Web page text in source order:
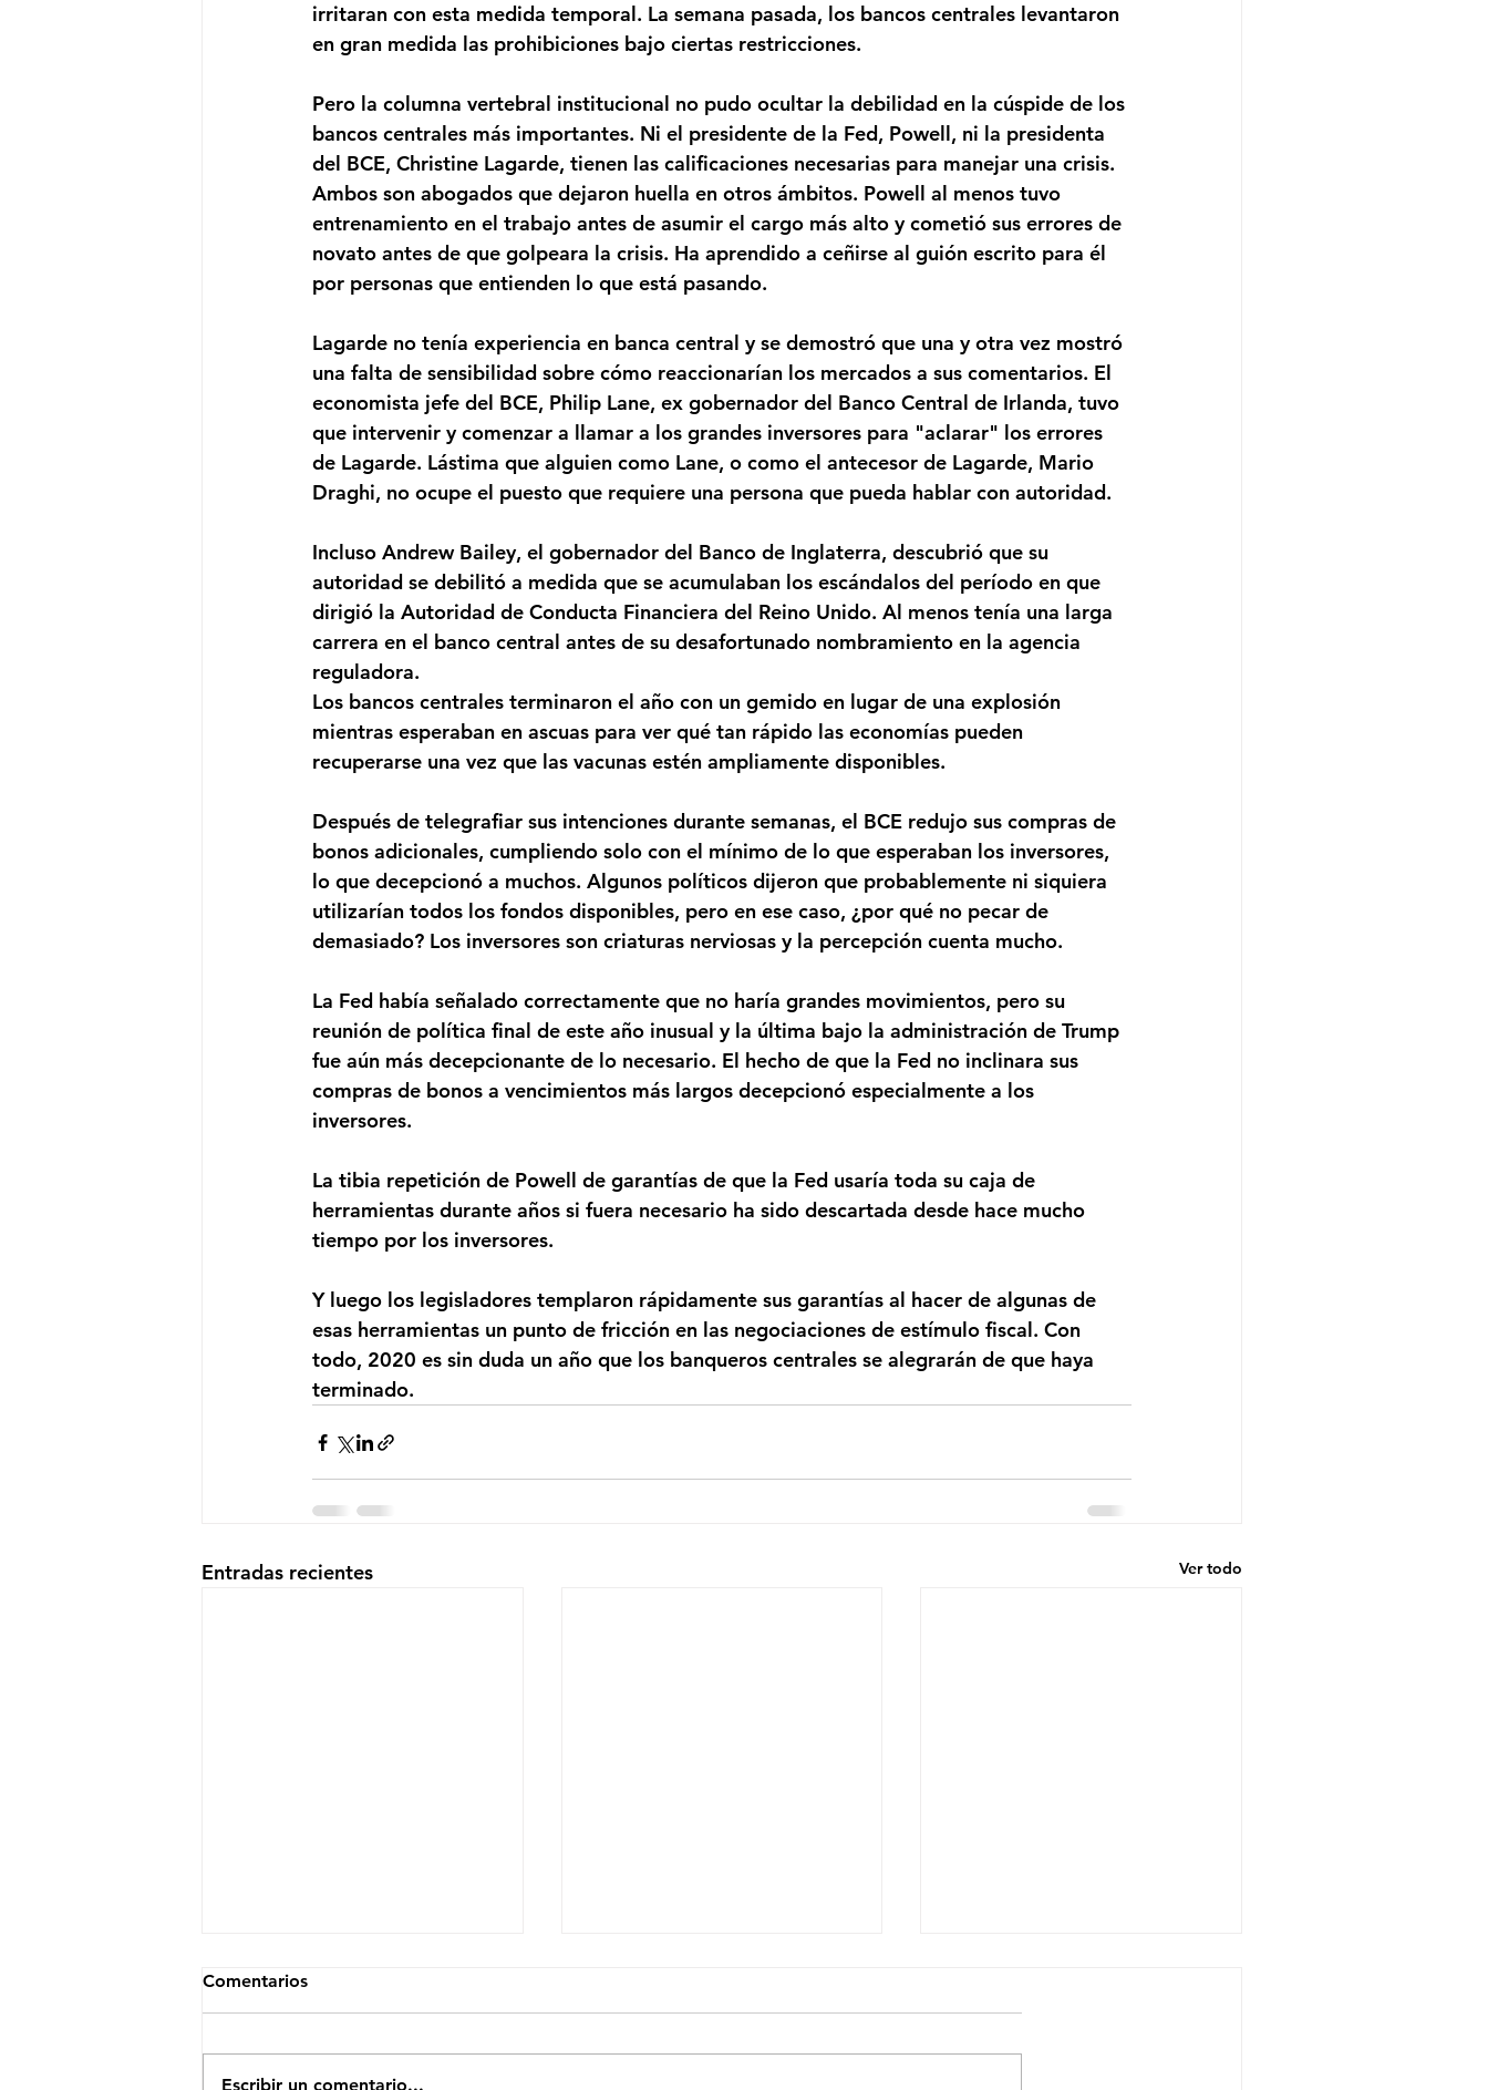
irritaran con esta medida temporal. La semana pasada, los bancos centrales levantaron
en gran medida las prohibiciones bajo ciertas restricciones.
Pero la columna vertebral institucional no pudo ocultar la debilidad en la cúspide de los
bancos centrales más importantes. Ni el presidente de la Fed, Powell, ni la presidenta
del BCE, Christine Lagarde, tienen las calificaciones necesarias para manejar una crisis.
Ambos son abogados que dejaron huella en otros ámbitos. Powell al menos tuvo
entrenamiento en el trabajo antes de asumir el cargo más alto y cometió sus errores de
novato antes de que golpeara la crisis. Ha aprendido a ceñirse al guión escrito para él
por personas que entienden lo que está pasando.
Lagarde no tenía experiencia en banca central y se demostró que una y otra vez mostró
una falta de sensibilidad sobre cómo reaccionarían los mercados a sus comentarios. El
economista jefe del BCE, Philip Lane, ex gobernador del Banco Central de Irlanda, tuvo
que intervenir y comenzar a llamar a los grandes inversores para "aclarar" los errores
de Lagarde. Lástima que alguien como Lane, o como el antecesor de Lagarde, Mario
Draghi, no ocupe el puesto que requiere una persona que pueda hablar con autoridad.
Incluso Andrew Bailey, el gobernador del Banco de Inglaterra, descubrió que su
autoridad se debilitó a medida que se acumulaban los escándalos del período en que
dirigió la Autoridad de Conducta Financiera del Reino Unido. Al menos tenía una larga
carrera en el banco central antes de su desafortunado nombramiento en la agencia
reguladora.
Los bancos centrales terminaron el año con un gemido en lugar de una explosión
mientras esperaban en ascuas para ver qué tan rápido las economías pueden
recuperarse una vez que las vacunas estén ampliamente disponibles.
Después de telegrafiar sus intenciones durante semanas, el BCE redujo sus compras de
bonos adicionales, cumpliendo solo con el mínimo de lo que esperaban los inversores,
lo que decepcionó a muchos. Algunos políticos dijeron que probablemente ni siquiera
utilizarían todos los fondos disponibles, pero en ese caso, ¿por qué no pecar de
demasiado? Los inversores son criaturas nerviosas y la percepción cuenta mucho.
La Fed había señalado correctamente que no haría grandes movimientos, pero su
reunión de política final de este año inusual y la última bajo la administración de Trump
fue aún más decepcionante de lo necesario. El hecho de que la Fed no inclinara sus
compras de bonos a vencimientos más largos decepcionó especialmente a los
inversores.
La tibia repetición de Powell de garantías de que la Fed usaría toda su caja de
herramientas durante años si fuera necesario ha sido descartada desde hace mucho
tiempo por los inversores.
Y luego los legisladores templaron rápidamente sus garantías al hacer de algunas de
esas herramientas un punto de fricción en las negociaciones de estímulo fiscal. Con
todo, 2020 es sin duda un año que los banqueros centrales se alegrarán de que haya
terminado.
Entradas recientes Ver todo
Comentarios
Escribir un comentario...